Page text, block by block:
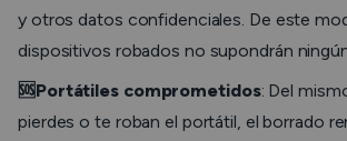
y otros datos confidenciales. De este
dispositivos robados no supondrán
🆘Portátiles comprometidos: Del
pierdes o te roban el portátil, el borrado